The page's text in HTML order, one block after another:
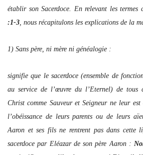
établir son Sacerdoce. En relevant les termes
:1-3, nous récapitulons les explications de la
1) Sans père, ni mère ni généalogie :
signifie que le sacerdoce (ensemble de
au service de l’œuvre du l’Eternel) de tous
Christ comme Sauveur et Seigneur ne leur est
l’obéissance de leurs parents ou de leurs
Aaron et ses fils ne rentrent pas dans cette
sacerdoce par Eléazar de son père Aaron :